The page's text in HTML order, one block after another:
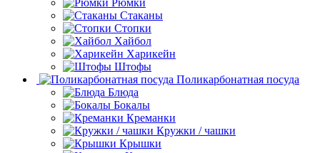
Стаканы
Стопки
Хайбол
Харикейн
Штофы
Поликарбонатная посуда
Блюда
Бокалы
Креманки
Кружки / чашки
Крышки